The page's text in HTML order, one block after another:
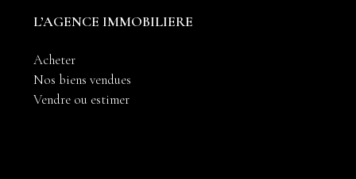
L’AGENCE IMMOBILIERE
Acheter
Nos biens vendues
Vendre ou estimer